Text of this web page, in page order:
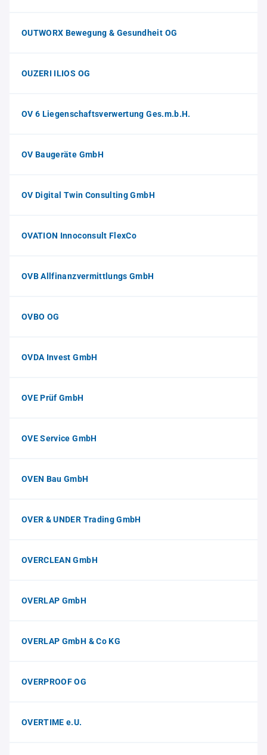
OUTWORX Bewegung & Gesundheit OG
OUZERI ILIOS OG
OV 6 Liegenschaftsverwertung Ges.m.b.H.
OV Baugeräte GmbH
OV Digital Twin Consulting GmbH
OVATION Innoconsult FlexCo
OVB Allfinanzvermittlungs GmbH
OVBO OG
OVDA Invest GmbH
OVE Prüf GmbH
OVE Service GmbH
OVEN Bau GmbH
OVER & UNDER Trading GmbH
OVERCLEAN GmbH
OVERLAP GmbH
OVERLAP GmbH & Co KG
OVERPROOF OG
OVERTIME e.U.